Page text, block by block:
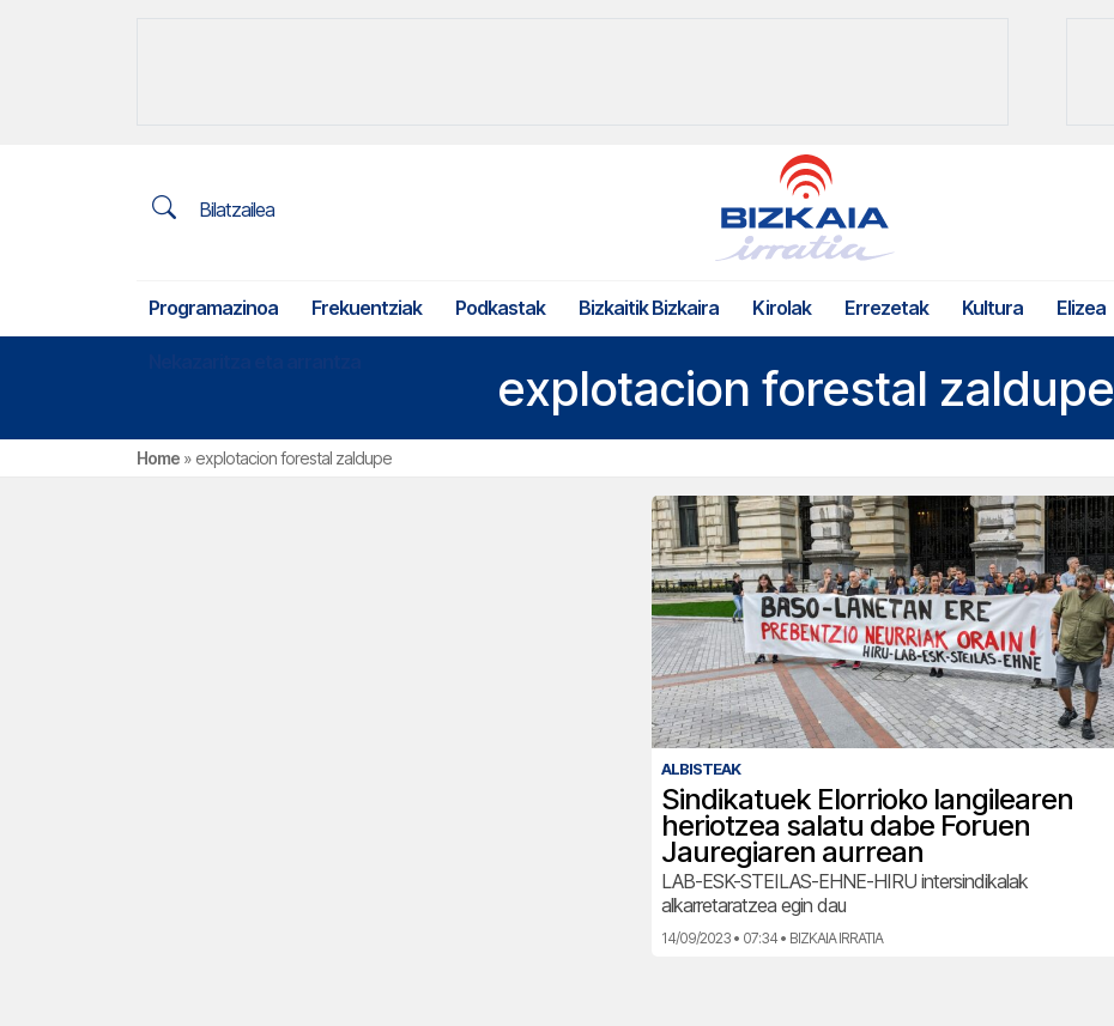
Bilatzailea
Programazinoa Frekuentziak Podkastak Bizkaitik Bizkaira Kirolak Errezetak Kultura Elizea
explotacion forestal zaldupe
Home » explotacion forestal zaldupe
ALBISTEAK
Sindikatuek Elorrioko langilearen
heriotzea salatu dabe Foruen
Jauregiaren aurrean
LAB-ESK-STEILAS-EHNE-HIRU intersindikalak
alkarretaratzea egin dau
14/09/2023 • 07:34 • BIZKAIA IRRATIA